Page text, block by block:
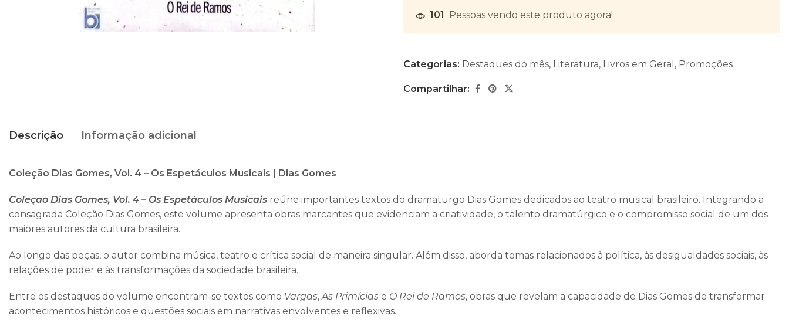
101 Pessoas vendo este produto agora!
Categorias: Destaques do mês, Literatura, Livros em Geral , Promoções
Compartilhar:
Descrição Informação adicional
Coleção Dias Gomes, Vol. 4 – Os Espetáculos Musicais | Dias Gomes
Coleção Dias Gomes, Vol. 4 – Os Espetáculos Musicais reúne importantes textos do dramaturgo Dias Gomes dedicados ao teatro musical brasileiro. Integrando a
consagrada Coleção Dias Gomes, este volume apresenta obras marcantes que evidenciam a criatividade, o talento dramatúrgico e o compromisso social de um dos
maiores autores da cultura brasileira.
Ao longo das peças, o autor combina música, teatro e crítica social de maneira singular. Além disso, aborda temas relacionados à política, às desigualdades sociais, às
relações de poder e às transformações da sociedade brasileira.
Entre os destaques do volume encontram-se textos como Vargas,As Primícias e O Rei de Ramos, obras que revelam a capacidade de Dias Gomes de transformar
acontecimentos históricos e questões sociais em narrativas envolventes e reflexivas.